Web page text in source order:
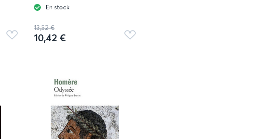
Ajouter
En stock
13,52 €
10,42 €
Ajouter